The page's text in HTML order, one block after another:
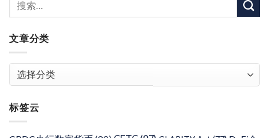
文章分类
章
类
标签云